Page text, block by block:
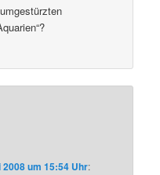
2008 um 15:54 Uhr: